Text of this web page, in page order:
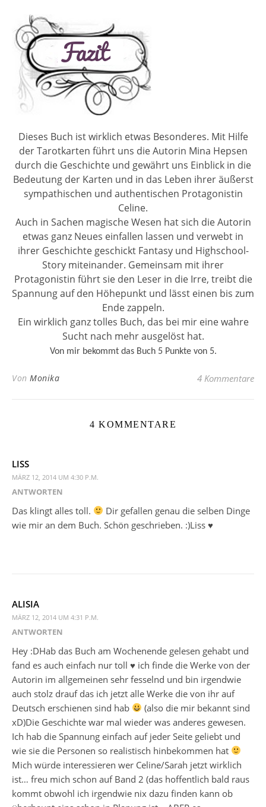
Dieses Buch ist wirklich etwas Besonderes. Mit Hilfe
der Tarotkarten führt uns die Autorin Mina Hepsen
durch die Geschichte und gewährt uns Einblick in die
Bedeutung der Karten und in das Leben ihrer äußerst
sympathischen und authentischen Protagonistin
Celine.
Auch in Sachen magische Wesen hat sich die Autorin
etwas ganz Neues einfallen lassen und verwebt in
ihrer Geschichte geschickt Fantasy und Highschool-
Story miteinander. Gemeinsam mit ihrer
Protagonistin führt sie den Leser in die Irre, treibt die
Spannung auf den Höhepunkt und lässt einen bis zum
Ende zappeln.
Ein wirklich ganz tolles Buch, das bei mir eine wahre
Sucht nach mehr ausgelöst hat.
Von mir bekommt das Buch 5 Punkte von 5.
Von Monika 4 Kommentare
4 KOMMENTARE
LISS
MÄRZ 12, 2014 UM 4:30 P.M.
ANTWORTEN
Das klingt alles toll.
Dir gefallen genau die selben Dinge
wie mir an dem Buch. Schön geschrieben. :)Liss ♥
ALISIA
MÄRZ 12, 2014 UM 4:31 P.M.
ANTWORTEN
Hey :DHab das Buch am Wochenende gelesen gehabt und
fand es auch einfach nur toll ♥ ich finde die Werke von der
Autorin im allgemeinen sehr fesselnd und bin irgendwie
auch stolz drauf das ich jetzt alle Werke die von ihr auf
Deutsch erschienen sind hab
(also die mir bekannt sind
xD)Die Geschichte war mal wieder was anderes gewesen.
Ich hab die Spannung einfach auf jeder Seite geliebt und
wie sie die Personen so realistisch hinbekommen hat
Mich würde interessieren wer Celine/Sarah jetzt wirklich
ist… freu mich schon auf Band 2 (das hoffentlich bald raus
kommt obwohl ich irgendwie nix dazu finden kann ob